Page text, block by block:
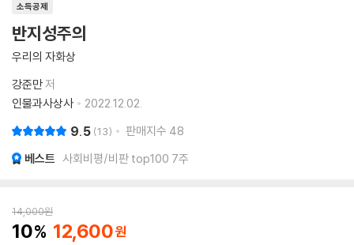
소득공제
반지성주의
우리의 자화상
강준만저
인물과사상사
2022.12.02.
9.5 13 판매지수 48
베스트 사회비평/비판 top100 7주
14,000원
10 12,600